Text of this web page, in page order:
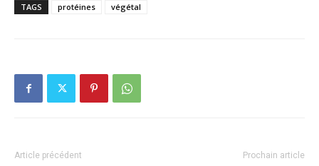
TAGS protéines végétal
Article précédent Prochain article